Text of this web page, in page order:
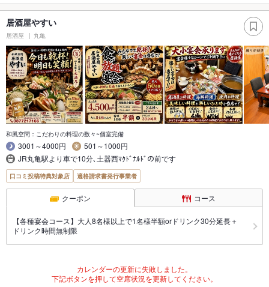
居酒屋やすい
居酒屋 丸亀
和風空間：こだわりの料理の数々~個室完備
3001～4000円
501～1000円
JR丸亀駅より車で10分､土器西ﾏｸﾄﾞﾅﾙﾄﾞの前です
口コミ投稿特典対象店 適格請求書発行事業者
クーポン コース
【各種宴会コース】大人8名様以上で1名様半額orドリンク30分延長＋
ドリンク時間無制限
カレンダーの更新に失敗しました。
下記ボタンを押して空席状況を更新してください。